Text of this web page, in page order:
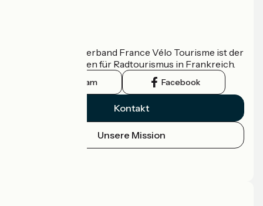
Der nationale Verband France Vélo Tourisme ist der
offizielle Leitfaden für Radtourismus in Frankreich.
Instagram Facebook
Kontakt
Unsere Mission